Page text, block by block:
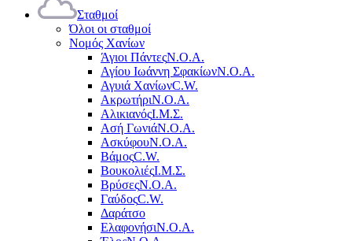
Σταθμοί
Όλοι οι σταθμοί
Νομός Χανίων
Άγιοι ΠάντεςΝ.Ο.Α.
Αγίου Ιωάννη ΣφακίωνΝ.Ο.Α.
Αγυιά ΧανίωνC.W.
ΑκρωτήριΝ.Ο.Α.
ΑλικιανόςΙ.Μ.Σ.
Ασή ΓωνιάΝ.Ο.Α.
ΑσκύφουΝ.Ο.Α.
ΒάμοςC.W.
ΒουκολιέςΙ.Μ.Σ.
ΒρύσεςΝ.Ο.Α.
ΓαύδοςC.W.
Δαράτσο
ΕλαφονήσιΝ.Ο.Α.